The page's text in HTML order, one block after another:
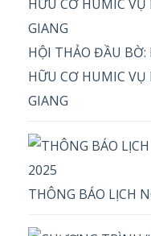
HỘI THẢO ĐẦU BỜ:
HỮU CƠ HUMIC
GIANG
THÔNG BÁO LỊCH